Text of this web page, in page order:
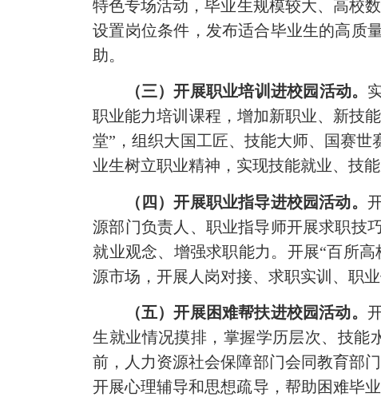
特色专场活动，毕业生规模较大、高校
设置岗位条件，发布适合毕业生的高质
助。
（三）开展职业培训进校园活动。
职业能力培训课程，增加新职业、新技
堂”，组织大国工匠、技能大师、国赛
业生树立职业精神，实现技能就业、技能
（四）开展职业指导进校园活动。
源部门负责人、职业指导师开展求职技
就业观念、增强求职能力。开展“百所
源市场，开展人岗对接、求职实训、职
（五）开展困难帮扶进校园活动。
生就业情况摸排，掌握学历层次、技能
前，人力资源社会保障部门会同教育部
开展心理辅导和思想疏导，帮助困难毕